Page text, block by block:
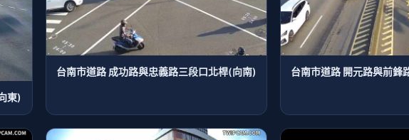
東)
台南市道路 成功路與忠義路三段口北桿(向南) 台南市道路 開元路與前鋒